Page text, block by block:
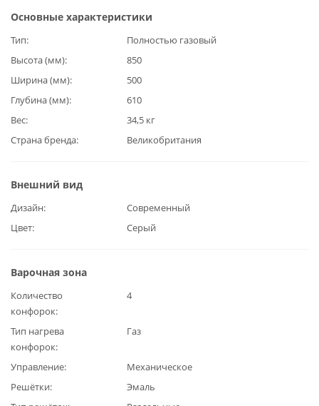
Основные характеристики
Тип
Полностью газовый
Высота (мм)
850
Ширина (мм)
500
Глубина (мм)
610
Вес
34,5 кг
Страна бренда
Великобритания
Внешний вид
Дизайн
Современный
Цвет
Серый
Варочная зона
Количество
конфорок
4
Тип нагрева
конфорок
Газ
Управление
Механическое
Решётки
Эмаль